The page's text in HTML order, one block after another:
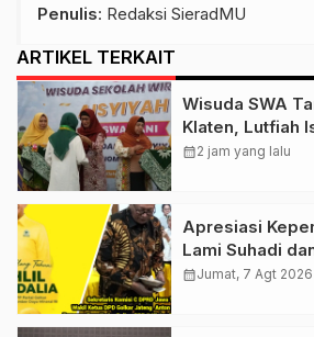
Penulis: Redaksi SieradMU
ARTIKEL TERKAIT
Wisuda SWA
Klaten, Lutfiah
Menguatkan
calendar_month2 jam yang lalu
Apresiasi
Lami Suhadi
Golkar Klaten
calendar_monthJumat, 7 Agt 2026